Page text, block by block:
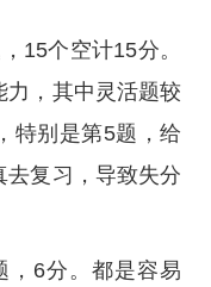
15个空计15分。
力，其中灵活题较
特别是第5题，给
去复习，导致失分
，6分。都是容易